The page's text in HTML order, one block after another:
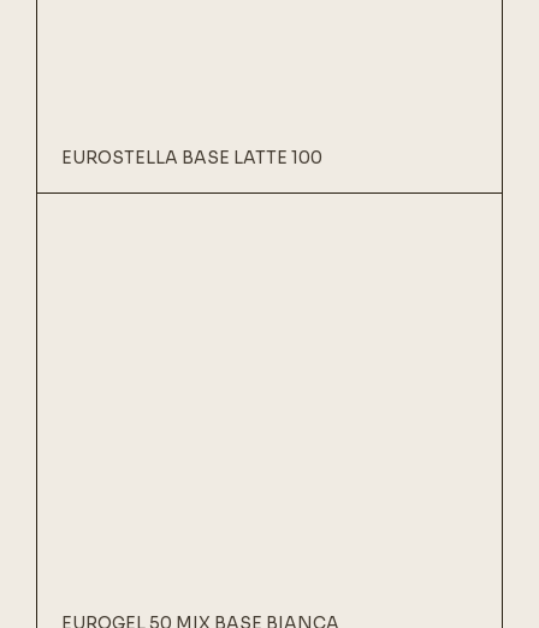
EUROSTELLA BASE LATTE 100
EUROGEL 50 MIX BASE BIANCA